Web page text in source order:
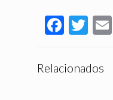
Relacionados